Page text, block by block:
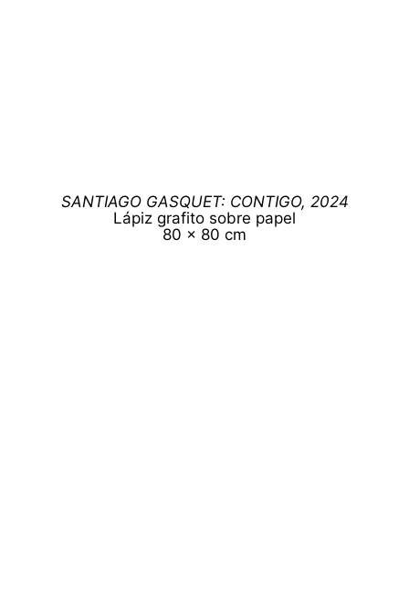
SANTIAGO GASQUET: CONTIGO, 2024
Lápiz grafito sobre papel
80 x 80 cm